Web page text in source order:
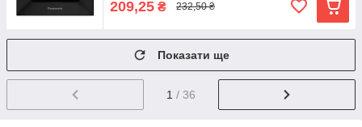
209,25 ₴ 232,50 ₴
Показати ще
1 / 36